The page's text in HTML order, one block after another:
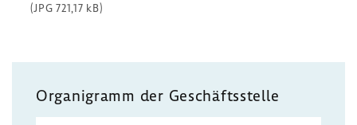
(JPG 721,17 kB)
Organigramm der Geschäftsstelle